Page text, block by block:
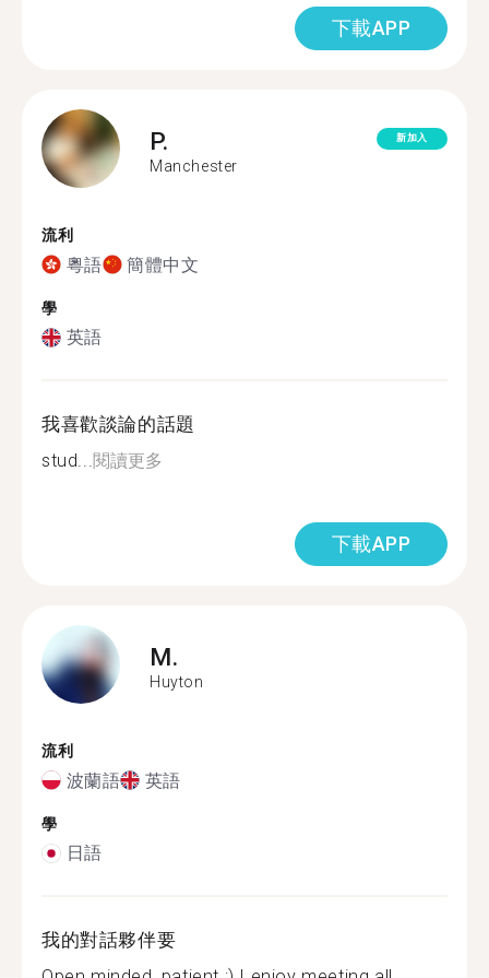
下載APP
P.
Manchester
新加入
流利
粵語 簡體中文
學
英語
我喜歡談論的話題
stud...閱讀更多
下載APP
M.
Huyton
流利
波蘭語 英語
學
日語
我的對話夥伴要